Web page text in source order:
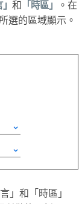
和 「時區」
。在
選的區域顯示。
」和「時區」